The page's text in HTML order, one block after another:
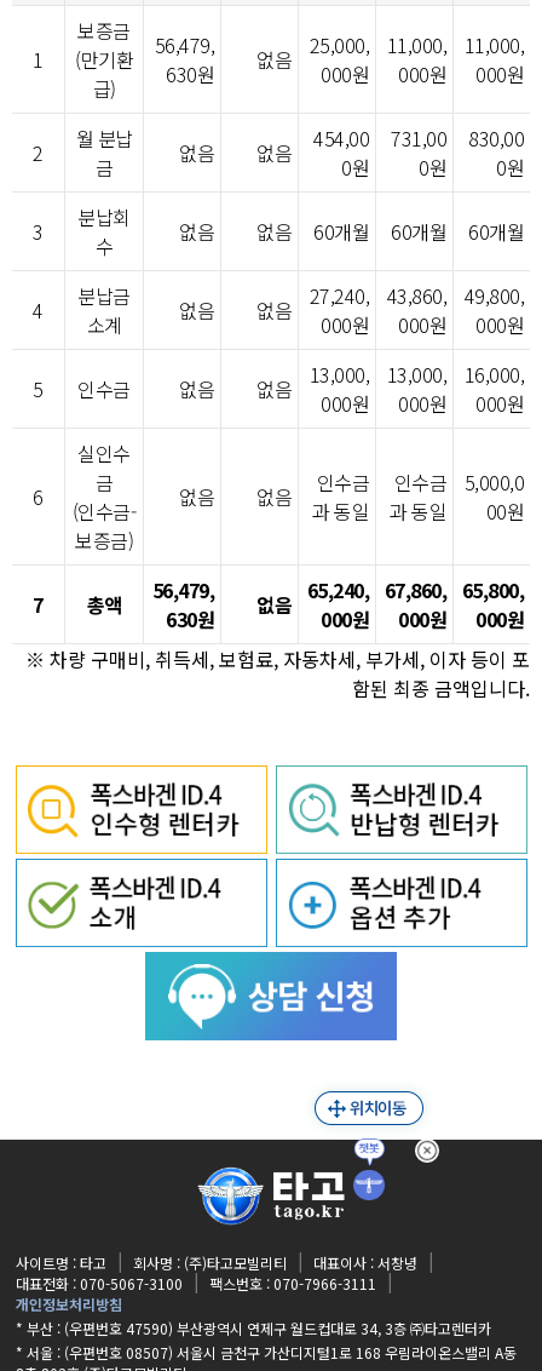
1
보증금
(만기환
급)
56,479,
630원
없음
25,000,
000원
11,000,
000원
11,000,
000원
2
월 분납
금
없음 없음
454,00
0원
731,00
0원
830,00
0원
3
분납회
수
없음 없음 60개월 60개월 60개월
4
분납금
소계
없음 없음
27,240,
000원
43,860,
000원
49,800,
000원
5 인수금 없음 없음
13,000,
000원
13,000,
000원
16,000,
000원
6
실인수
금
(인수금-
보증금)
없음 없음
인수금
과 동일
인수금
과 동일
5,000,0
00원
7 총액
56,479,
630원
없음 65,240,
000원
67,860,
000원
65,800,
000원
※ 차량 구매비, 취득세, 보험료, 자동차세, 부가세, 이자 등이 포
함된 최종 금액입니다.
사이트명 : 타고 회사명 : (주)타고모빌리티
대표이사 : 서창녕
대표전화 : 070-5067-3100
팩스번호 : 070-7966-3111
개인정보처리방침
* 부산 : (우편번호 47590) 부산광역시 연제구 월드컵대로 34, 3층 ㈜타고렌터카
* 서울 : (우편번호 08507) 서울시 금천구 가산디지털1로 168 우림라이온스밸리 A동